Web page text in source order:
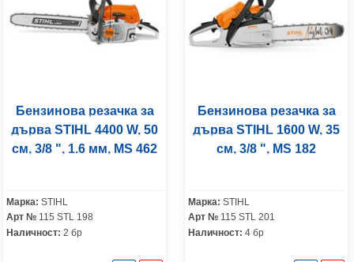
Бензинова резачка за
дърва STIHL 4400 W, 50
см, 3/8 ", 1.6 мм, МS 462
Марка: STIHL
Арт № 115 STL 198
Наличност: 2 бр
Бензинова резачка за
дърва STIHL 1600 W, 35
см, 3/8 ", MS 182
Марка: STIHL
Арт № 115 STL 201
Наличност: 4 бр